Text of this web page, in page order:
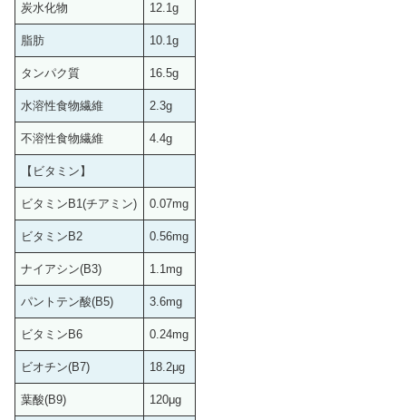
炭水化物 12.1g
脂肪 10.1g
タンパク質 16.5g
水溶性食物繊維 2.3g
不溶性食物繊維 4.4g
【ビタミン】
ビタミンB1(チアミン) 0.07mg
ビタミンB2 0.56mg
ナイアシン(B3) 1.1mg
パントテン酸(B5) 3.6mg
ビタミンB6 0.24mg
ビオチン(B7) 18.2μg
葉酸(B9) 120μg